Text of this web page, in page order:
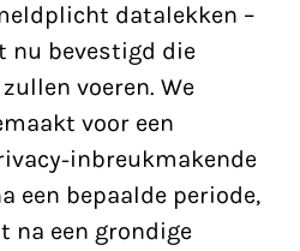
datalekken –
nu bevestigd die
voeren. We
voor een
inbreukmakende
een bepaalde periode,
na een grondige